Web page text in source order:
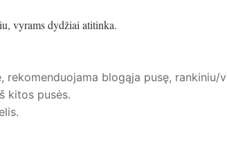
vyrams dydžiai atitinka.
blogąja pusę, rankiniu/
kitos pusės.